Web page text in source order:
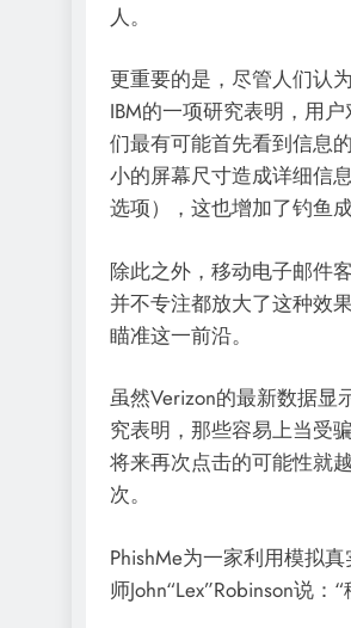
人。
更重要的是，尽管人们认
IBM的一项研究表明，用
们最有可能首先看到信息
小的屏幕尺寸造成详细信
选项），这也增加了钓鱼
除此之外，移动电子邮件
并不专注都放大了这种效
瞄准这一前沿。
虽然Verizon的最新数据显
究表明，那些容易上当受
将来再次点击的可能性就
次。
PhishMe为一家利用模拟
师John“Lex”Robinson说